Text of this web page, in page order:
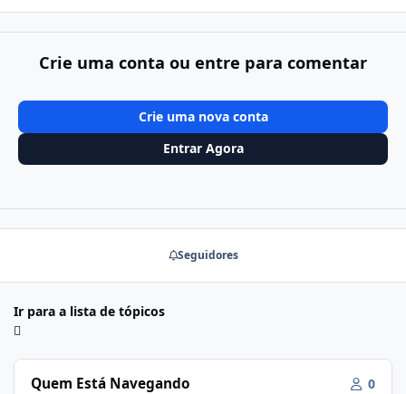
Crie uma conta ou entre para comentar
Crie uma nova conta
Entrar Agora
Seguidores
Ir para a lista de tópicos
Quem Está Navegando 0